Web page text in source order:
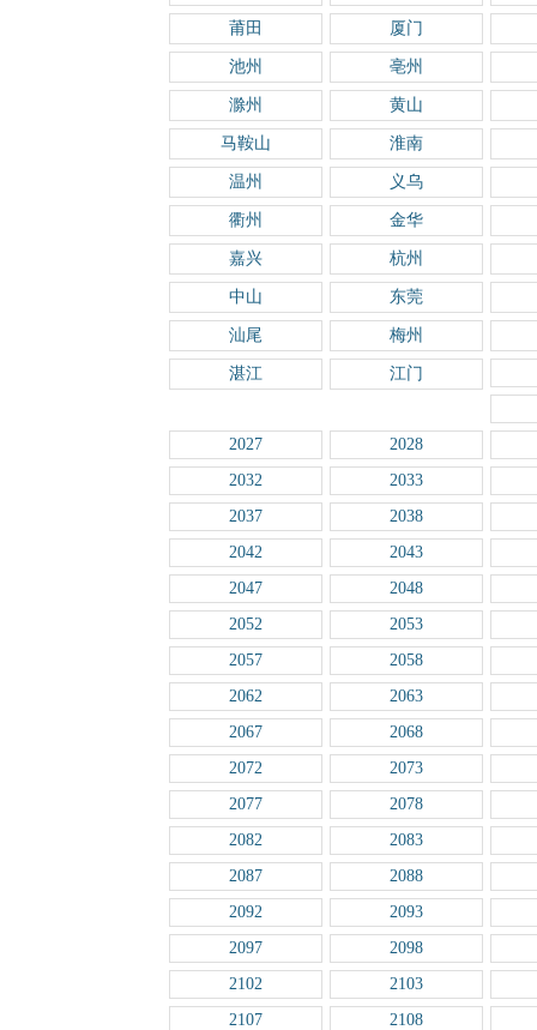
莆田 厦门
池州 亳州
滁州 黄山
马鞍山 淮南
温州 义乌
衢州 金华
嘉兴 杭州
中山 东莞
汕尾 梅州
湛江 江门
2027
2028
2032
2033
2037
2038
2042
2043
2047
2048
2052
2053
2057
2058
2062
2063
2067
2068
2072
2073
2077
2078
2082
2083
2087
2088
2092
2093
2097
2098
2102
2103
2107
2108